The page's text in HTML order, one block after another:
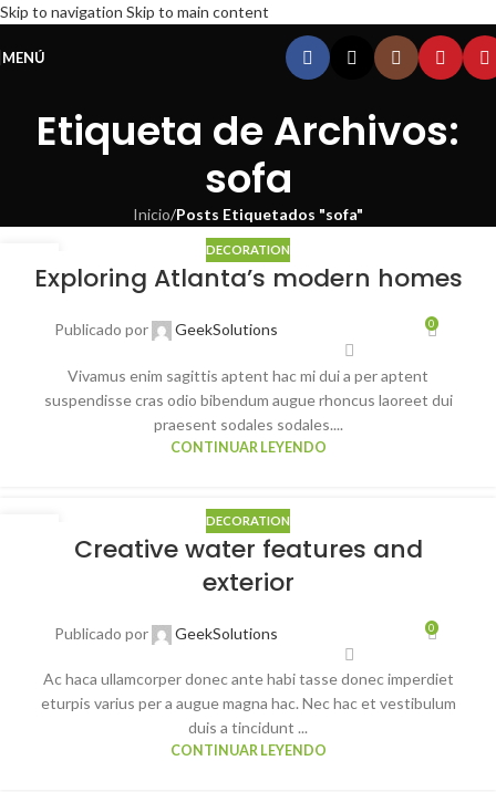
Skip to navigation Skip to main content
MENÚ
Etiqueta de Archivos:
sofa
Inicio/Posts Etiquetados "sofa"
23
JUL
DECORATION
Exploring Atlanta’s modern homes
Publicado por GeekSolutions 0
Vivamus enim sagittis aptent hac mi dui a per aptent
suspendisse cras odio bibendum augue rhoncus laoreet dui
praesent sodales sodales....
CONTINUAR LEYENDO
DECORATION
Creative water features and
exterior
Publicado por GeekSolutions 0
Ac haca ullamcorper donec ante habi tasse donec imperdiet
eturpis varius per a augue magna hac. Nec hac et vestibulum
duis a tincidunt ...
CONTINUAR LEYENDO